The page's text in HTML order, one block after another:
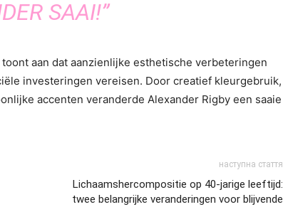
SAAI!”
aan dat aanzienlijke esthetische verbeteringen
investeringen vereisen. Door creatief kleurgebruik,
accenten veranderde Alexander Rigby een saaie
наступна стаття
Lichaamshercompositie op 40-jarige leeftijd:
twee belangrijke veranderingen voor blijvende